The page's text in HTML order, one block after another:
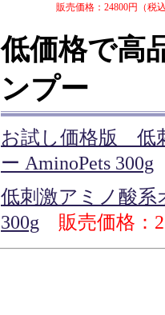
販売価格：24800円（税
低価格で高
ンプー
お試し価格版 低
ー AminoPets 300g
低刺激アミノ酸系
300g
販売価格：